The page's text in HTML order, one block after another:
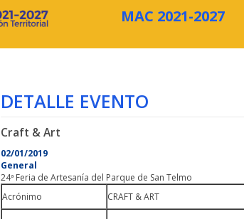
MAC 2021-2027
DETALLE EVENTO
Craft & Art
02/01/2019
General
24ª Feria de Artesanía del Parque de San Telmo
Acrónimo
CRAFT & ART